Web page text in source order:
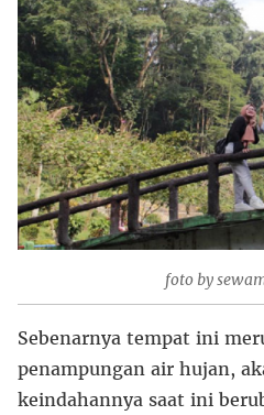
foto by
Sebenarnya tempat ini
penampungan air hujan,
keindahannya saat ini